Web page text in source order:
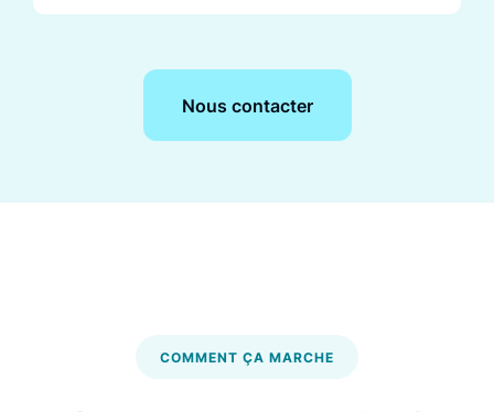
Nous contacter
COMMENT ÇA MARCHE